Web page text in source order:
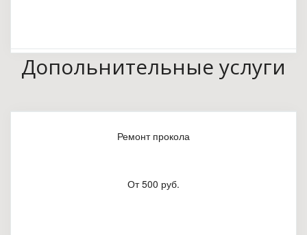
Допольнительные услуги
Ремонт прокола
От 500 руб.